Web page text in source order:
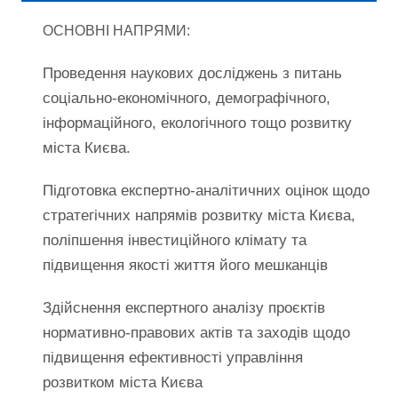
ОСНОВНІ НАПРЯМИ:
Проведення наукових досліджень з питань
соціально-економічного, демографічного,
інформаційного, екологічного тощо розвитку
міста Києва.
Підготовка експертно-аналітичних оцінок щодо
стратегічних напрямів розвитку міста Києва,
поліпшення інвестиційного клімату та
підвищення якості життя його мешканців
Здійснення експертного аналізу проєктів
нормативно-правових актів та заходів щодо
підвищення ефективності управління
розвитком міста Києва